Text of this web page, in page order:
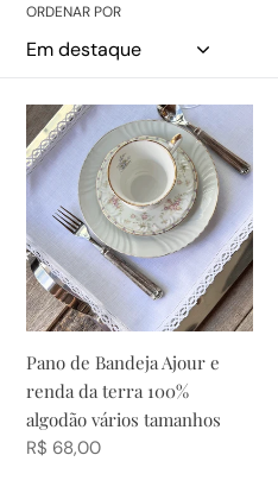
e
ç
ã
o
:
ORDENAR POR
Pano
de
Bandeja
Ajour
e
renda
da
terra
algodão
vários
tamanhos
Pano de Bandeja Ajour e
renda da terra 100%
algodão vários tamanhos
Preço
R$ 68,00